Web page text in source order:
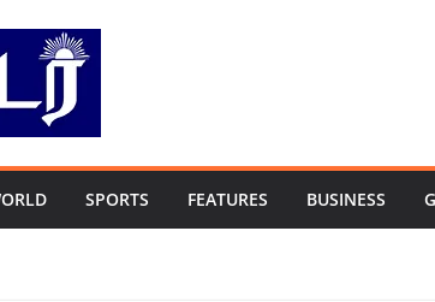
SPORTS FEATURES BUSINESS